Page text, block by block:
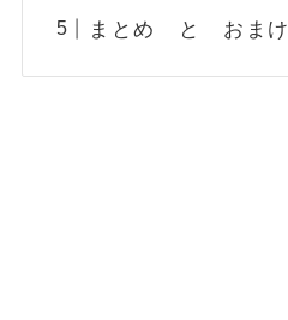
まとめ と おまけ